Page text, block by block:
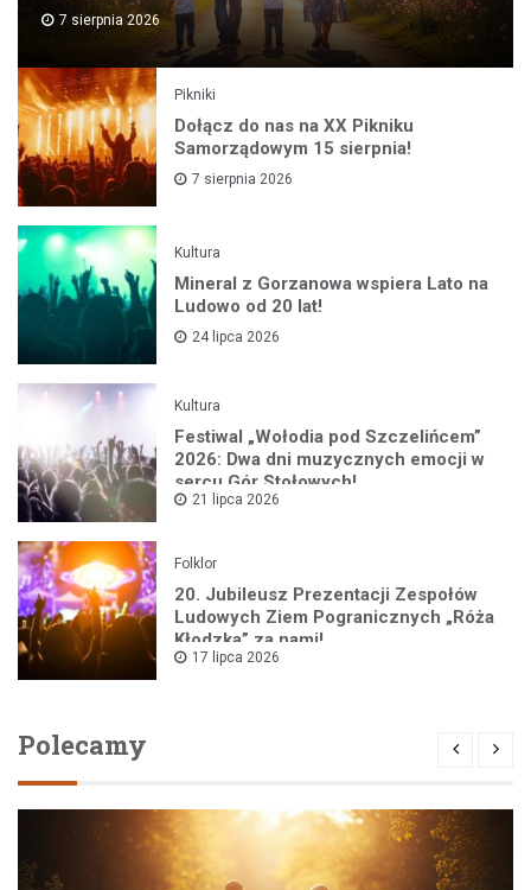
7 sierpnia 2026
Pikniki
Dołącz do nas na XX Pikniku
Samorządowym 15 sierpnia!
7 sierpnia 2026
Kultura
Mineral z Gorzanowa wspiera Lato na
Ludowo od 20 lat!
24 lipca 2026
Kultura
Festiwal „Wołodia pod Szczelińcem”
2026: Dwa dni muzycznych emocji w
sercu Gór Stołowych!
21 lipca 2026
Folklor
20. Jubileusz Prezentacji Zespołów
Ludowych Ziem Pogranicznych „Róża
Kłodzka” za nami!
17 lipca 2026
Polecamy